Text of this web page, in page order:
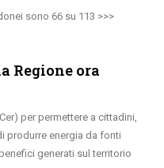
sono 66 su 113
Regione ora
per permettere a cittadini,
produrre energia da fonti
generati sul territorio